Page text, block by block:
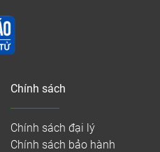
Chính sách
Chính sách đại lý
Chính sách bảo hành